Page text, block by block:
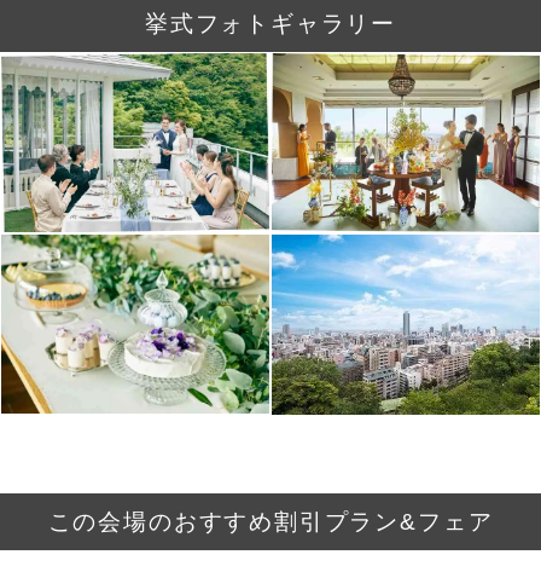
挙式フォトギャラリー
この会場のおすすめ割引プラン&フェア